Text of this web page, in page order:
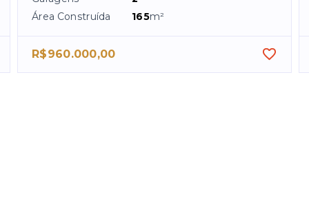
Área Construída
165m²
R$960.000,00